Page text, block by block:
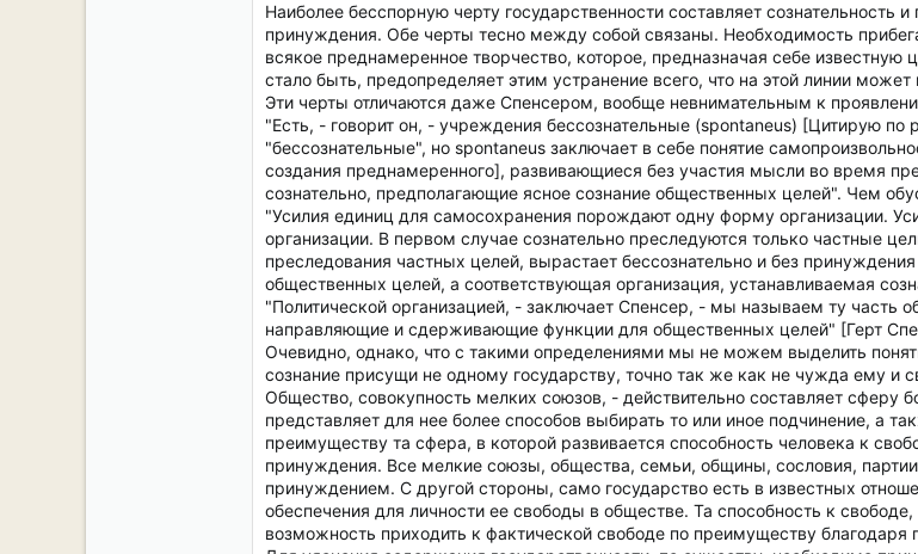
Наиболее бесспорную черту государственности составляет сознательность
принуждения. Обе черты тесно между собой связаны. Необходимость
всякое преднамеренное творчество, которое, предназначая себе
стало быть, предопределяет этим устранение всего, что на этой линии
Эти черты отличаются даже Спенсером, вообще невнимательным к
"Есть, - говорит он, - учреждения бессознательные (spontaneus) [Цитирую
"бессознательные", но spontaneus заключает в себе понятие
создания преднамеренного], развивающиеся без участия мысли во время
сознательно, предполагающие ясное сознание общественных целей". Чем
"Усилия единиц для самосохранения порождают одну форму организации.
организации. В первом случае сознательно преследуются только частные
преследования частных целей, вырастает бессознательно и без
общественных целей, а соответствующая организация, устанавливаемая
"Политической организацией, - заключает Спенсер, - мы называем ту часть
направляющие и сдерживающие функции для общественных целей" [Герт
Очевидно, однако, что с такими определениями мы не можем выделить
сознание присущи не одному государству, точно так же как не чужда ему и
Общество, совокупность мелких союзов, - действительно составляет сферу
представляет для нее более способов выбирать то или иное подчинение, а
преимуществу та сфера, в которой развивается способность человека к
принуждения. Все мелкие союзы, общества, семьи, общины, сословия,
принуждением. С другой стороны, само государство есть в известных
обеспечения для личности ее свободы в обществе. Та способность к
возможность приходить к фактической свободе по преимуществу благодаря